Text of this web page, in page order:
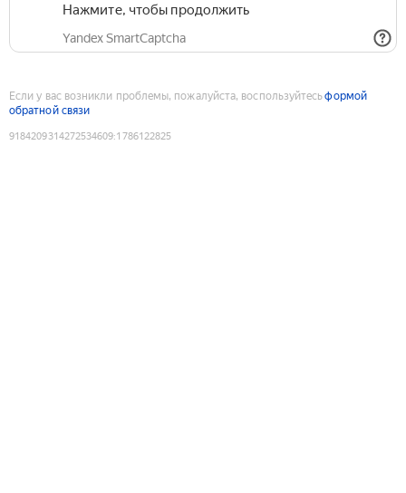
Нажмите, чтобы продолжить
Yandex SmartCaptcha
Если у вас возникли проблемы, пожалуйста, воспользуйтесьформой
обратной связи
9184209314272534609:1786122825